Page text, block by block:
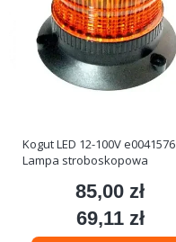
Kogut LED 12-100V e0041576
Lampa stroboskopowa
Cena
85,00 zł
Cena
69,11 zł